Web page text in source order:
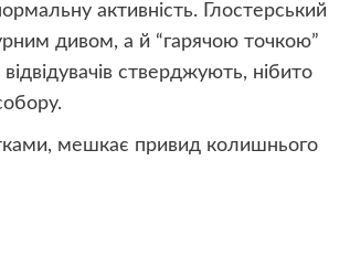
активність. Глостерський
дивом, а й “гарячою точкою”
стверджують, нібито
мешкає привид колишнього